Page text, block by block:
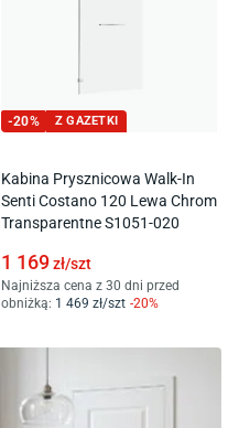
-20% Z GAZETKI
Kabina Prysznicowa Walk-In
Senti Costano 120 Lewa Chrom
Transparentne S1051-020
1 169zł/szt
Najniższa cena z 30 dni przed
obniżką: 1 469 zł/szt -20%